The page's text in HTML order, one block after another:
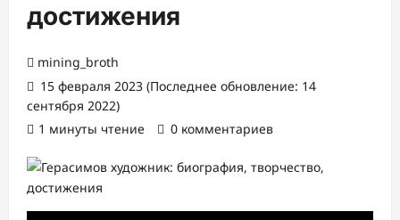
достижения
mining_broth
15 февраля 2023 (Последнее обновление: 14
сентября 2022)
1 минуты чтение
0 комментариев